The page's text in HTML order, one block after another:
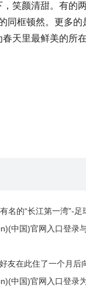
笑颜清甜。有的
同框顿然。更多
天里最鲜美的所在
名的“长江第一湾”-足
中国)官网入口登录
友在此住了一个月后
中国)官网入口登录